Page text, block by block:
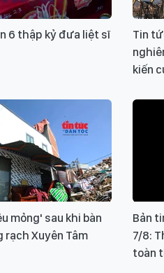
Ý KIẾN BẠN ĐỌC
Xin vui lòng gõ tiếng Việt có
6 thập kỷ đưa liệt sĩ
Tin
kiến
mỏng' sau khi bàn
rạch Xuyên Tâm
Bản
7/8:
toàn